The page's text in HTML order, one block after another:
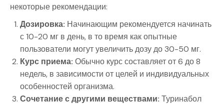
некоторые рекомендации:
Дозировка: Начинающим рекомендуется начинать
с 10-20 мг в день, в то время как опытные
пользователи могут увеличить дозу до 30-50 мг.
Курс приема: Обычно курс составляет от 6 до 8
недель, в зависимости от целей и индивидуальных
особенностей организма.
Сочетание с другими веществами: Туринабол